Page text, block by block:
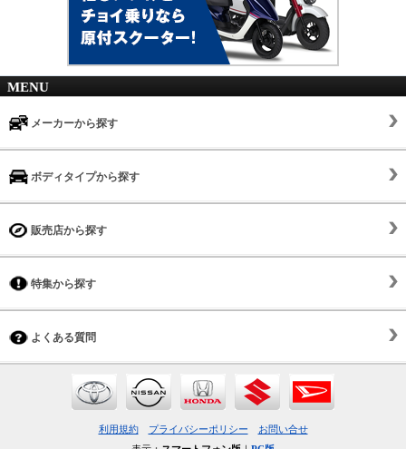
MENU
メーカーから探す
ボディタイプから探す
販売店から探す
特集から探す
よくある質問
利用規約 プライバシーポリシー
お問い合せ